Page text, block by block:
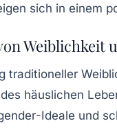
sich in einem
Weiblichkeit
traditioneller
häuslichen
-Ideale und